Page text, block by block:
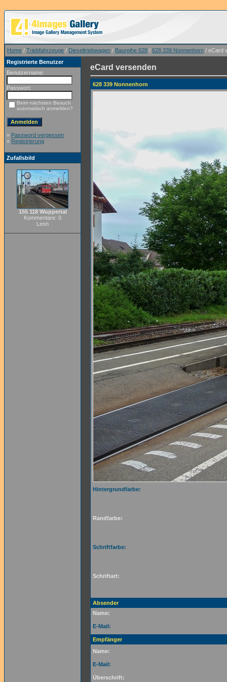
Home / Triebfahrzeuge / Dieseltriebwagen / Baureihe 628 / 628 339 Nonnenhorn / eCard
Registrierte Benutzer
Benutzername:
Passwort:
Beim nächsten Besuch
automatisch anmelden?
» Password vergessen
» Registrierung
Zufallsbild
155 118 Wuppertal
Kommentare: 0
Leon
eCard versenden
628 339 Nonnenhorn
Hintergrundfarbe:
Randfarbe:
Schriftfarbe:
Schriftart:
Absender
Name:
E-Mail:
Empfänger
Name:
E-Mail:
Überschrift: